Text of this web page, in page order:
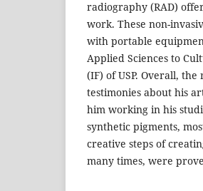
radiography (RAD)
work. These non-
with portable
Applied Sciences to
(IF) of USP. Overall,
testimonies about his
him working in his
synthetic pigments,
creative steps of
many times, were